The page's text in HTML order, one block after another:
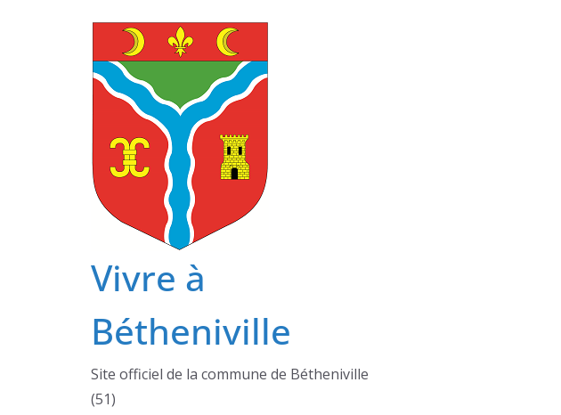
Vivre à
Bétheniville
Site officiel de la commune de Bétheniville
(51)